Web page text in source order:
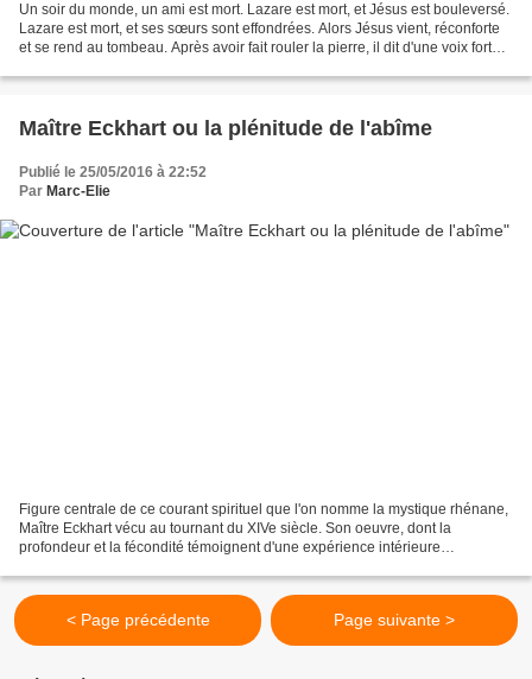
Un soir du monde, un ami est mort. Lazare est mort, et Jésus est bouleversé.
Lazare est mort, et ses sœurs sont effondrées. Alors Jésus vient, réconforte
et se rend au tombeau. Après avoir fait rouler la pierre, il dit d'une voix forte :
Maître Eckhart ou la plénitude de l'abîme
Publié le 25/05/2016 à 22:52
Par Marc-Elie
Figure centrale de ce courant spirituel que l'on nomme la mystique rhénane,
Maître Eckhart vécu au tournant du XIVe siècle. Son oeuvre, dont la
profondeur et la fécondité témoignent d'une expérience intérieure
< Page précédente Page suivante >